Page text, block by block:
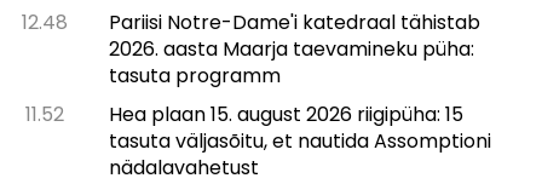
12.48
Pariisi Notre-Dame'i katedraal tähistab
2026. aasta Maarja taevamineku püha:
tasuta programm
11.52
Hea plaan 15. august 2026 riigipüha: 15
tasuta väljasõitu, et nautida Assomptioni
nädalavahetust